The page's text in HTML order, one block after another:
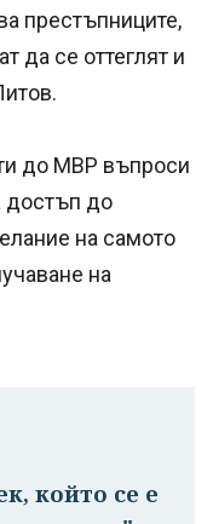
престъпниците,
да се оттеглят и
до МВР въпроси
достъп до
на самото
на
който се е